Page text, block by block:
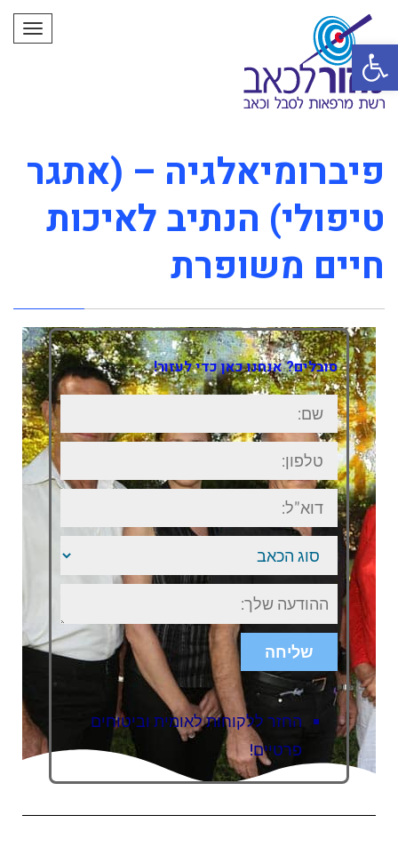
פיברומיאלגיה – (אתגר
טיפולי) הנתיב לאיכות
חיים משופרת
סובלים? אנחנו כאן כדי לעזור!
שם:
טלפון:
דוא"ל:
סוג
הכאב
ישוב
או
אזור
בארץ
שליחה
החזר ללקוחות לאומית וביטוחים
פרטיים!
פתח סרגל נגישות